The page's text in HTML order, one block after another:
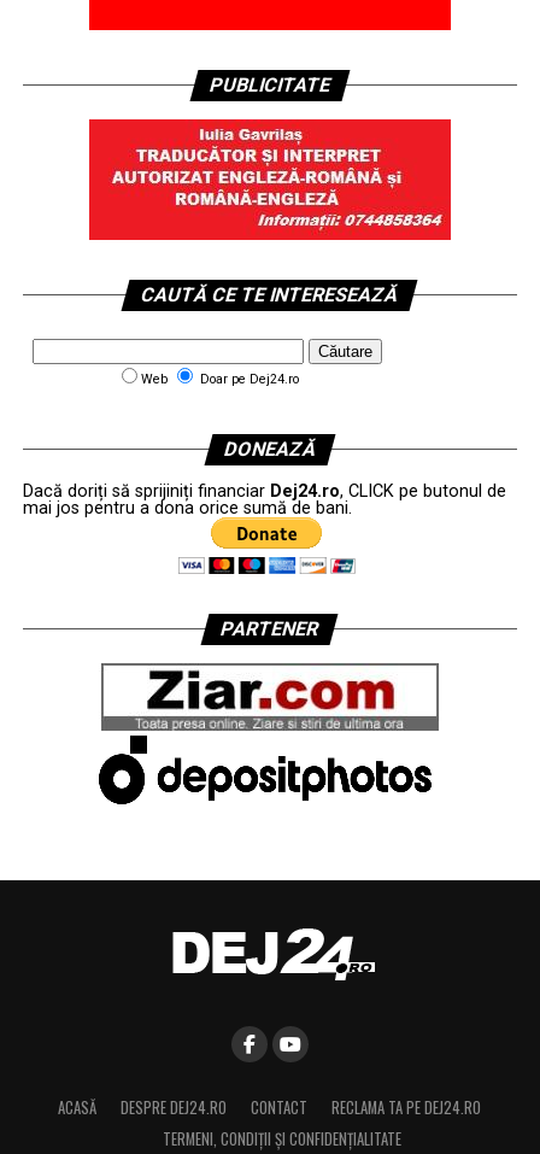
PUBLICITATE
CAUTĂ CE TE INTERESEAZĂ
Web Doar pe Dej24.ro
DONEAZĂ
Dacă doriți să sprijiniți financiar Dej24.ro, CLICK pe butonul de
mai jos pentru a dona orice sumă de bani.
PARTENER
ACASĂ DESPRE DEJ24.RO CONTACT
RECLAMA TA PE DEJ24.RO
TERMENI, CONDIŢII ȘI CONFIDENȚIALITATE